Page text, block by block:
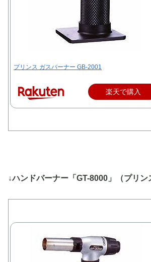
プリンス ガスバーナー GB-2001
楽天で購入
↓ハンドバーナー「GT-8000」（プリン